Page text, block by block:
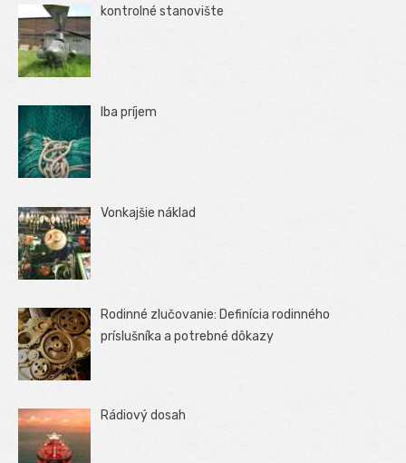
kontrolné stanovište
Iba príjem
Vonkajšie náklad
Rodinné zlučovanie: Definícia rodinného
príslušníka a potrebné dôkazy
Rádiový dosah